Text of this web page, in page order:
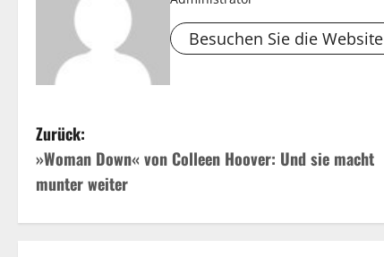
Besuchen Sie die Website
B
e
i
Zurück:
»Woman Down« von Colleen Hoover: Und sie macht
munter weiter